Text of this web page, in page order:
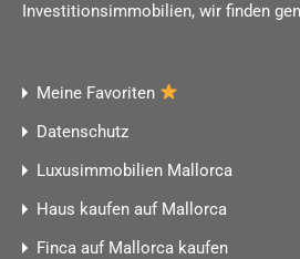
Investitionsimmobilien, wir finden
Meine Favoriten
Datenschutz
Luxusimmobilien Mallorca
Haus kaufen auf Mallorca
Finca auf Mallorca kaufen